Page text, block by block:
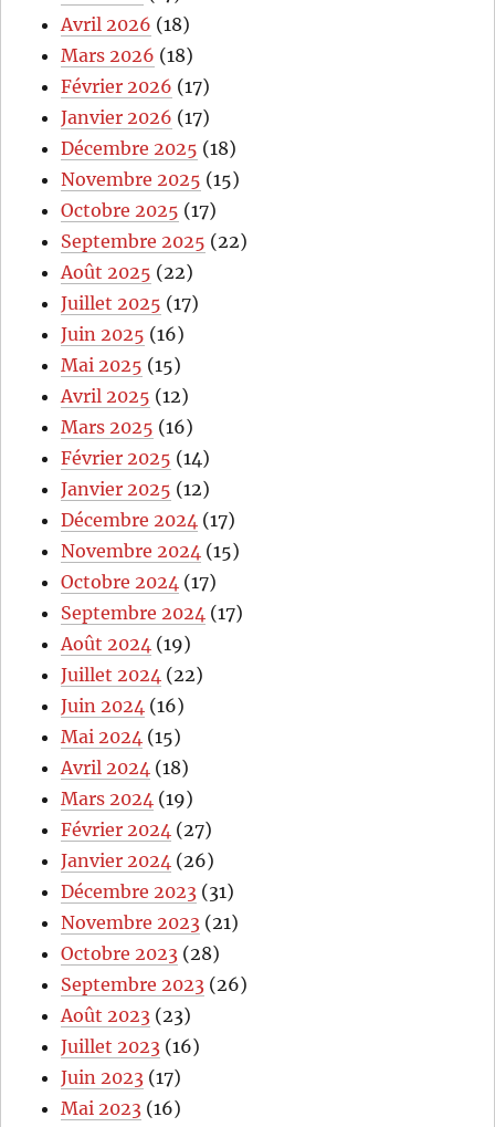
Avril 2026 (18)
Mars 2026 (18)
Février 2026 (17)
Janvier 2026 (17)
Décembre 2025 (18)
Novembre 2025 (15)
Octobre 2025 (17)
Septembre 2025 (22)
Août 2025 (22)
Juillet 2025 (17)
Juin 2025 (16)
Mai 2025 (15)
Avril 2025 (12)
Mars 2025 (16)
Février 2025 (14)
Janvier 2025 (12)
Décembre 2024 (17)
Novembre 2024 (15)
Octobre 2024 (17)
Septembre 2024 (17)
Août 2024 (19)
Juillet 2024 (22)
Juin 2024 (16)
Mai 2024 (15)
Avril 2024 (18)
Mars 2024 (19)
Février 2024 (27)
Janvier 2024 (26)
Décembre 2023 (31)
Novembre 2023 (21)
Octobre 2023 (28)
Septembre 2023 (26)
Août 2023 (23)
Juillet 2023 (16)
Juin 2023 (17)
Mai 2023 (16)